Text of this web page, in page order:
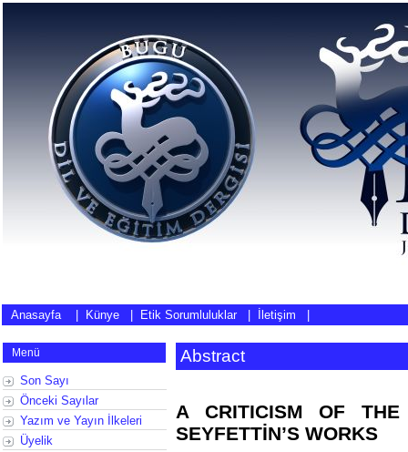
Anasayfa| Künye Etik Sorumluluklar İletişim
Menü
Son Sayı
Önceki Sayılar
Yazım ve Yayın İlkeleri
Üyelik
Abstract
A CRITICISM OF
SEYFETTİN’S WORKS